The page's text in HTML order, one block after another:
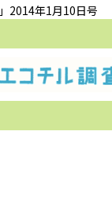
2014年1月10日号